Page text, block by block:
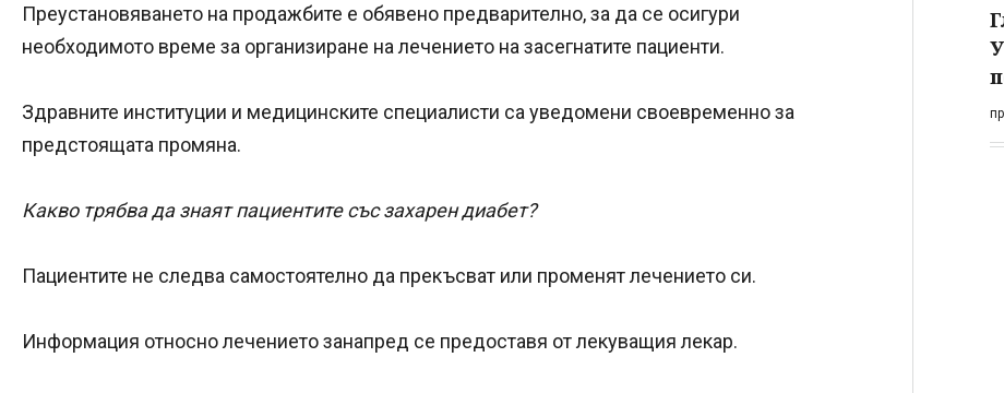
Преустановяването на продажбите е обявено предварително, за да се осигури
необходимото време за организиране на лечението на засегнатите пациенти.
Здравните институции и медицинските специалисти са уведомени своевременно за
предстоящата промяна.
Какво трябва да знаят пациентите със захарен диабет?
Пациентите не следва самостоятелно да прекъсват или променят лечението си.
Информация относно лечението занапред се предоставя от лекуващия лекар.